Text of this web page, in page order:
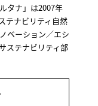
タナ」は2007年
テナビリティ自然
ベーション／エシ
ステナビリティ部